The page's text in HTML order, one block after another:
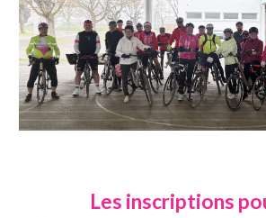
Les inscriptions